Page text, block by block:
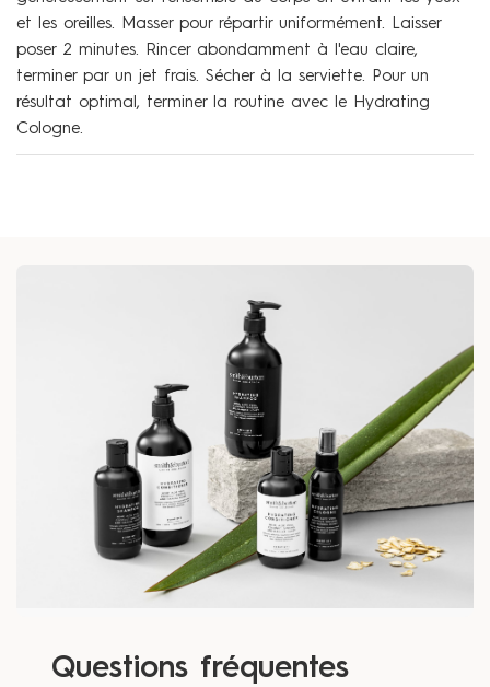
et les oreilles. Masser pour répartir uniformément. Laisser
poser 2 minutes. Rincer abondamment à l'eau claire,
terminer par un jet frais. Sécher à la serviette. Pour un
résultat optimal, terminer la routine avec le Hydrating
Cologne.
Questions fréquentes